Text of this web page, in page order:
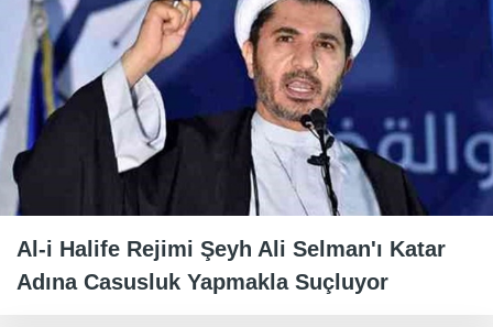
Al-i Halife Rejimi Şeyh Ali Selman'ı Katar
Adına Casusluk Yapmakla Suçluyor